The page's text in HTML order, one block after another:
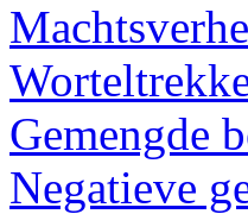
Gemengde
Negatieve